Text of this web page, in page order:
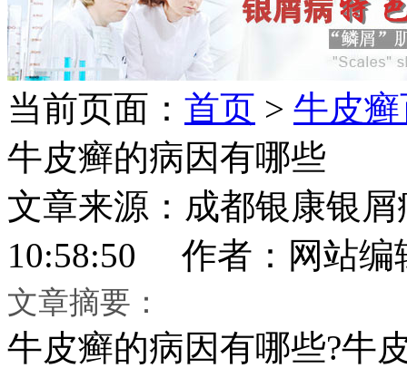
当前页面： 首页 > 牛皮
牛皮癣的病因有哪些
文章来源：成都银康银
10:58:50 作者：网站编
文章摘要：
牛皮癣的病因有哪些?牛